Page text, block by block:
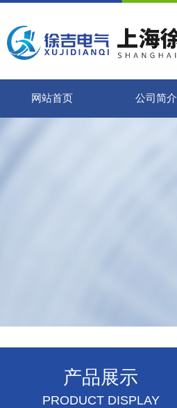
网站首页 公司简介
产品展示
PRODUCT DISPLAY